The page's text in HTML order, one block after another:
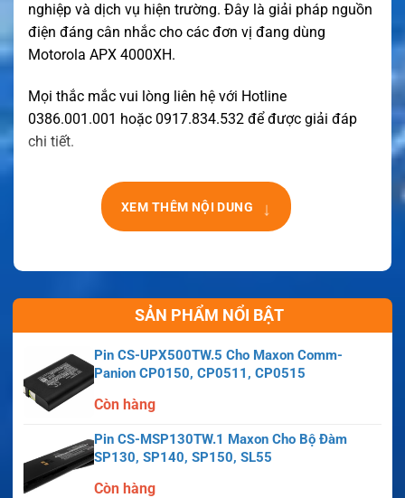
nghiệp và dịch vụ hiện trường. Đây là giải pháp nguồn
điện đáng cân nhắc cho các đơn vị đang dùng
Motorola APX 4000XH.
Mọi thắc mắc vui lòng liên hệ với Hotline
0386.001.001 hoặc 0917.834.532 để được giải đáp
chi tiết.
XEM THÊM NỘI DUNG ↓
SẢN PHẨM NỔI BẬT
Pin CS-UPX500TW.5 Cho Maxon Comm-
Panion CP0150, CP0511, CP0515
Còn hàng
Pin CS-MSP130TW.1 Maxon Cho Bộ Đàm
SP130, SP140, SP150, SL55
Còn hàng